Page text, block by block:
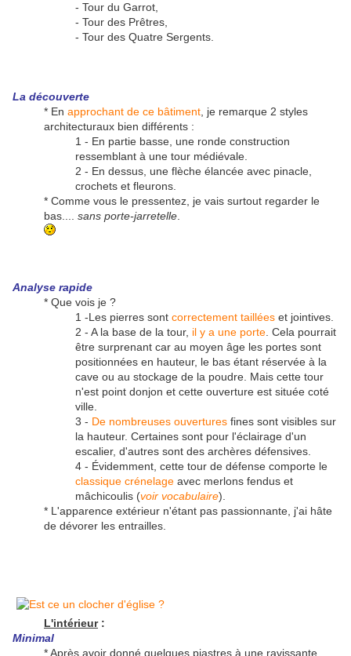
- Tour du Garrot,
- Tour des Prêtres,
- Tour des Quatre Sergents.
La découverte
* En approchant de ce bâtiment , je remarque 2 styles
architecturaux bien différents :
1 - En partie basse, une ronde construction
ressemblant à une tour médiévale.
2 - En dessus, une flèche élancée avec pinacle,
crochets et fleurons.
* Comme vous le pressentez, je vais surtout regarder le
bas.... sans porte-jarretelle
Analyse rapide
* Que vois je ?
1 -Les pierres sont correctement taillées et jointives.
2 - A la base de la tour, il y a une porte . Cela pourrait
être surprenant car au moyen âge les portes sont
positionnées en hauteur, le bas étant réservée à la
cave ou au stockage de la poudre. Mais cette tour
n'est point donjon et cette ouverture est située coté
ville.
3 - De nombreuses ouvertures fines sont visibles sur
la hauteur. Certaines sont pour l'éclairage d'un
escalier, d'autres sont des archères défensives.
4 - Évidemment, cette tour de défense comporte le
classique crénelage avec merlons fendus et
mâchicoulis (voir vocabulaire).
* L'apparence extérieur n'étant pas passionnante, j'ai hâte
de dévorer les entrailles.
L'intérieur:
Minimal
* Après avoir donné quelques piastres à une ravissante